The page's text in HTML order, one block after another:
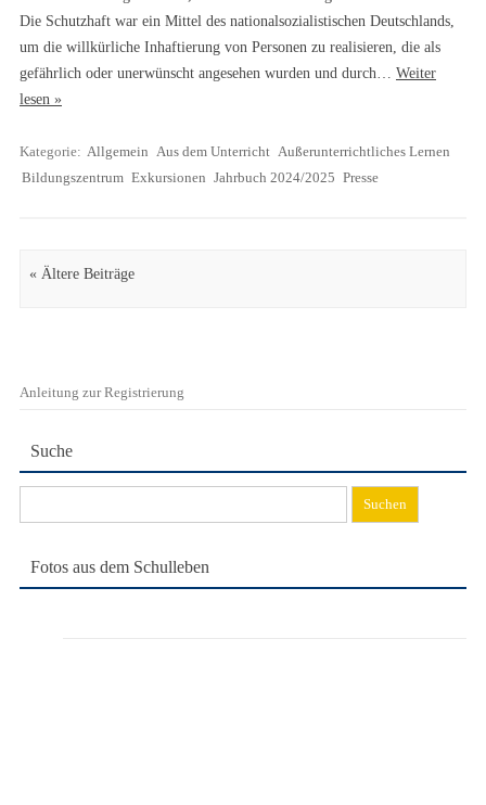
Die Schutzhaft war ein Mittel des nationalsozialistischen Deutschlands,
um die willkürliche Inhaftierung von Personen zu realisieren, die als
gefährlich oder unerwünscht angesehen wurden und durch… Weiter
lesen »
Kategorie: Allgemein Aus dem Unterricht Außerunterrichtliches Lernen
Bildungszentrum Exkursionen Jahrbuch 2024/2025 Presse
Artikel Navigation
« Ältere Beiträge
Anleitung zur Registrierung
Suche
nach:
Fotos aus dem Schulleben